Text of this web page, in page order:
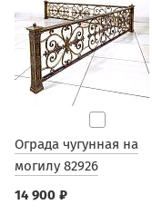
Ограда чугунная на
могилу 82926
14 900 ₽